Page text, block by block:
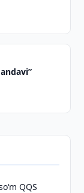
QQS